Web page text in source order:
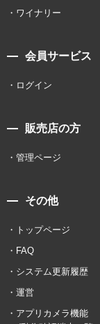
ワイナリー
会員サービス
ログイン
販売店の方
管理ページ
その他
トップページ
FAQ
システム更新履歴
運営
アプリカメラ機能